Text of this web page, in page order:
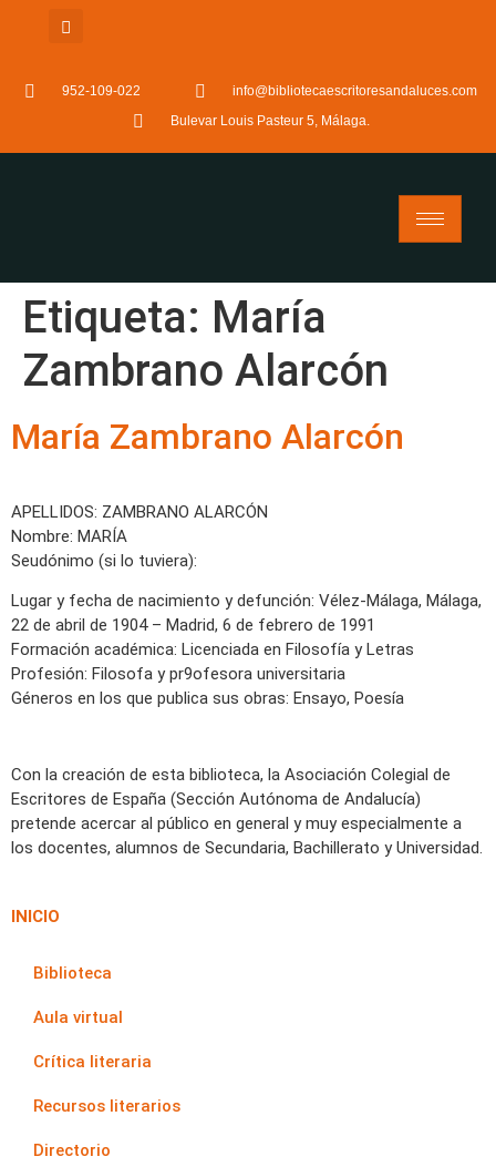
952-109-022
info@bibliotecaescritoresandaluces.com
Bulevar Louis Pasteur 5, Málaga.
Etiqueta: María
Zambrano Alarcón
María Zambrano Alarcón
APELLIDOS: ZAMBRANO ALARCÓN
Nombre: MARÍA
Seudónimo (si lo tuviera):
Lugar y fecha de nacimiento y defunción: Vélez-Málaga, Málaga,
22 de abril de 1904 – Madrid, 6 de febrero de 1991
Formación académica: Licenciada en Filosofía y Letras
Profesión: Filosofa y pr9ofesora universitaria
Géneros en los que publica sus obras: Ensayo, Poesía
Con la creación de esta biblioteca, la Asociación Colegial de
Escritores de España (Sección Autónoma de Andalucía)
pretende acercar al público en general y muy especialmente a
los docentes, alumnos de Secundaria, Bachillerato y Universidad.
INICIO
Biblioteca
Aula virtual
Crítica literaria
Recursos literarios
Directorio